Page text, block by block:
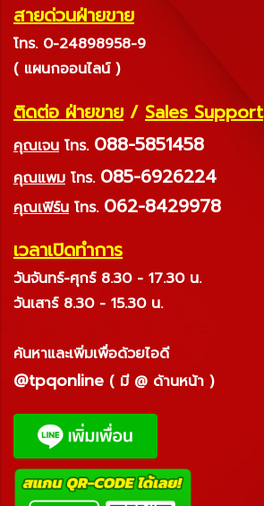
สายด่วนฝ่ายขาย
โทร. 0-24898958-9
( แผนกออนไลน์ )
ติดต่อ ฝ่ายขาย / Sales Support
คุณเจน โทร. 088-5851458
คุณแพม โทร. 085-6926224
คุณเฟิร์น โทร. 062-8429978
เวลาเปิดทำการ
วันจันทร์-ศุกร์ 8.30 - 17.30 น.
วันเสาร์ 8.30 - 15.30 น.
ค้นหาและเพิ่มเพื่อด้วยไอดี
@tpqonline ( มี @ ด้านหน้า )